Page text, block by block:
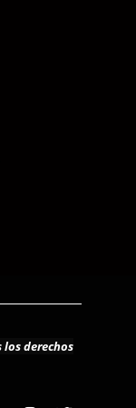
los derechos